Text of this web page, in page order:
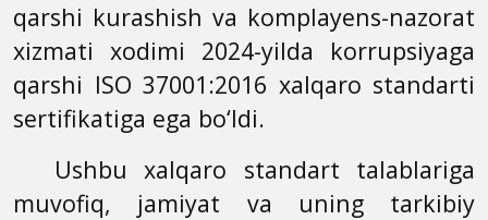
qarshi kurashish va komplayens-nazorat
xizmati xodimi 2024-yilda korrupsiyaga
qarshi ISO 37001:2016 xalqaro standarti
sertifikatiga ega bo‘ldi.
Ushbu xalqaro standart talablariga
muvofiq, jamiyat va uning tarkibiy